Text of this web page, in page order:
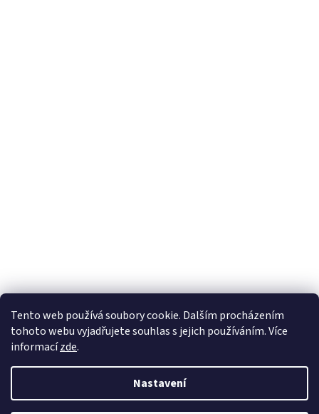
Tento web používá soubory cookie. Dalším procházením
tohoto webu vyjadřujete souhlas s jejich používáním. Více
informacízde.
Nastavení